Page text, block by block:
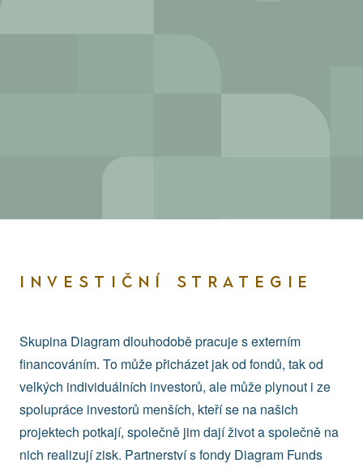
INVESTIČNÍ STRATEGIE
Skupina Diagram dlouhodobě pracuje s externím
financováním. To může přicházet jak od fondů, tak od
velkých individuálních investorů, ale může plynout i ze
spolupráce investorů menších, kteří se na našich
projektech potkají, společně jim dají život a společně na
nich realizují zisk. Partnerství s fondy Diagram Funds